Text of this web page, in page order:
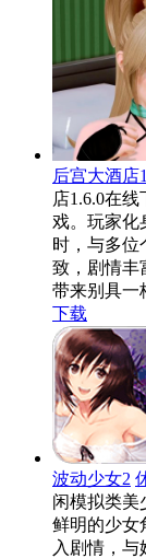
后宫大酒店
店1.6.0在
戏。玩家化
时，与多位
致，剧情丰
带来别具一
下载
波动少女2
闲模拟类美
鲜明的少女
入剧情，